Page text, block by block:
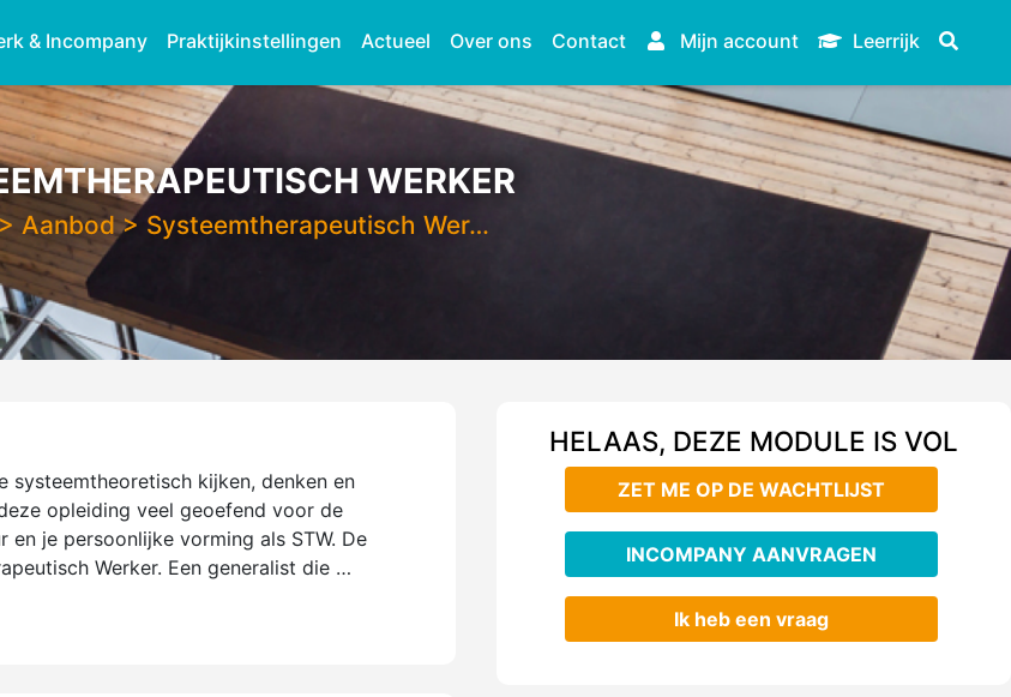
& Incompany Praktijkinstellingen Actueel Over ons Contact Mijn account Leerrijk
WERKER
Aanbod> Systeemtherapeutisch Wer…
systeemtheoretisch kijken, denken en
opleiding veel geoefend voor de
je persoonlijke vorming als STW. De
Werker. Een generalist die …
HELAAS, DEZE MODULE IS VOL
ZET ME OP DE WACHTLIJST
INCOMPANY AANVRAGEN
Ik heb een vraag